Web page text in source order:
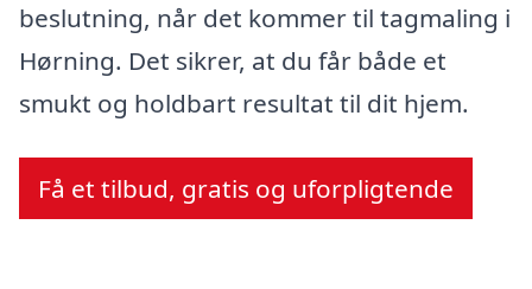
beslutning, når det kommer til tagmaling i
Hørning. Det sikrer, at du får både et
smukt og holdbart resultat til dit hjem.
Få et tilbud, gratis og uforpligtende